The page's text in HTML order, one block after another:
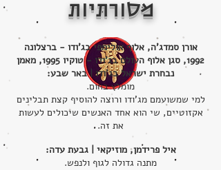
מסורתיות
אורן סמדג'ה, אלוף אולימפי בג'ודו - ברצלונה
1992, סגן אלוף העולם בג'ודו - טוקיו 1995, מאמן
נבחרת ישראל בג'ודו | באר שבע:
מומלץ בחום.
למי שמשועמם מג'ודו ורוצה להוסיף קצת תבלינים
אקזוטיים, שי הוא אחד האנשים שיכולים לעשות
את זה.
איל פרידמן, מוזיקאי | גבעת עדה:
מתנה גדולה לגוף ולנפש.